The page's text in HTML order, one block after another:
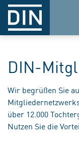
DIN-
Wir begrüßen Sie
über 12.000
Nutzen Sie die